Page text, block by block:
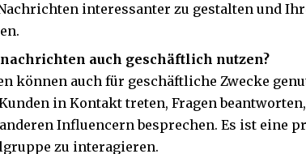
interessanter zu gestalten und
auch geschäftlich nutzen?
können auch für geschäftliche Zwecke
in Kontakt treten, Fragen
Influencern besprechen. Es ist eine
zu interagieren.